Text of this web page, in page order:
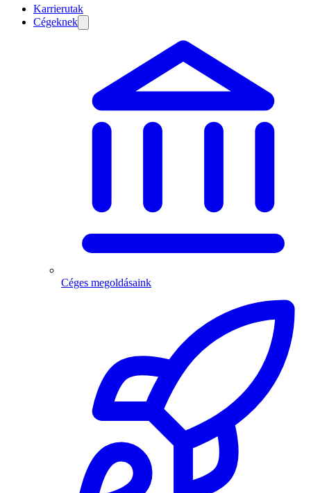
Karrierutak
Cégeknek
Céges megoldásaink